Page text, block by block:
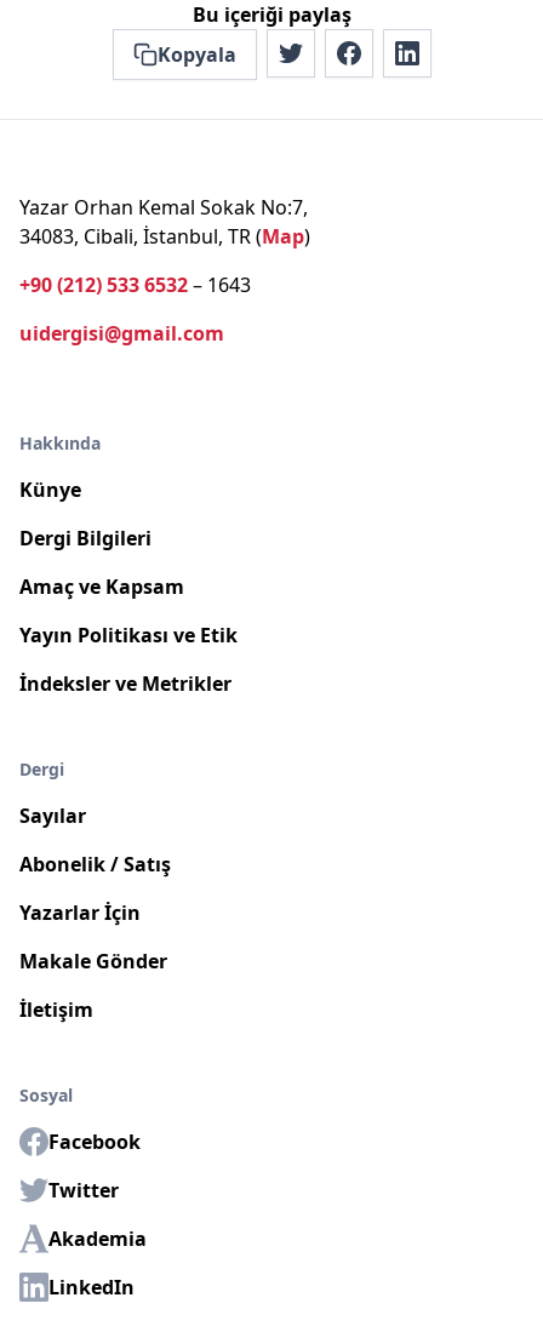
Bu içeriği paylaş
Kopyala
Yazar Orhan Kemal Sokak No:7,
34083, Cibali, İstanbul, TR (Map)
+90 (212) 533 6532– 1643
uidergisi@gmail.com
Hakkında
Künye
Dergi Bilgileri
Amaç ve Kapsam
Yayın Politikası ve Etik
İndeksler ve Metrikler
Dergi
Sayılar
Abonelik / Satış
Yazarlar İçin
Makale Gönder
İletişim
Sosyal
Facebook
Twitter
Akademia
LinkedIn